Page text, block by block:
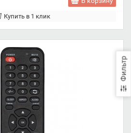
Фильтр
Купить в 1 клик